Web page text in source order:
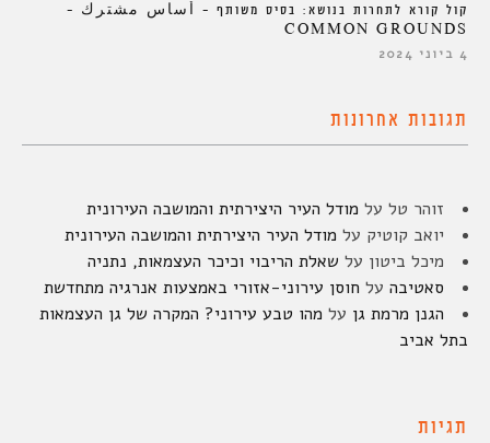
קול קורא לתחרות בנושא: בסיס משותף – أساس مشترك –
COMMON GROUNDS
4 ביוני 2024
תגובות אחרונות
זוהר טל על מודל העיר היצירתית והמושבה העירונית
יואב קוטיק על מודל העיר היצירתית והמושבה העירונית
מיכל ביטון על שאלת הריבוי וכיכר העצמאות, נתניה
סאטיבה על חוסן עירוני-אזורי באמצעות אנרגיה מתחדשת
הגנן מרמת גן על מהו טבע עירוני? המקרה של גן העצמאות
בתל אביב
תגיות